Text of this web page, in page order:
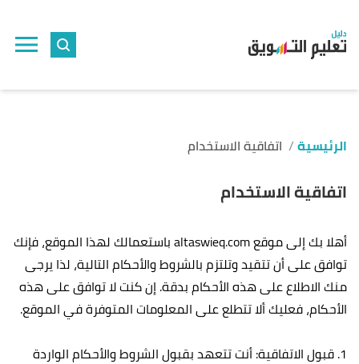
الرئيسية اتفاقية الاستخدام
اتفاقية الاستخدام
أهلا بك إلى موقع altaswieq.com باستعمالك لهذا الموقع، فإنك
توافق على أن تتقيد وتلتزم بالشروط والأحكام التالية، لذا يرجى
منك الاطلاع على هذه الأحكام بدقة. إن كنت لا توافق على هذه
الأحكام، فعليك ألا تتطلع على المعلومات المتوفرة في الموقع.
1. قبول الاتفاقية: أنت تتعهد بقبول الشروط والأحكام الواردة